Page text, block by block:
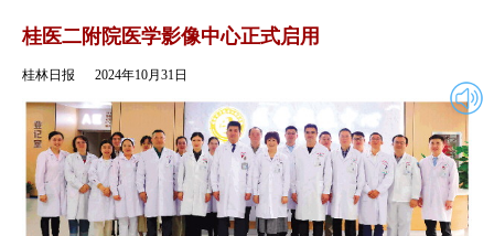
返回 2024年10月31日
桂医二附院医学影像中心正式启用
桂林日报 2024年10月31日